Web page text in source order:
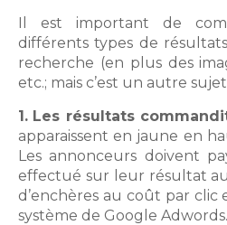
Il est important de
différents types de
recherche (en plus des
etc.; mais c’est un autre
1. Les résultats
apparaissent en jaune en
Les annonceurs doivent
effectué sur leur résultat
d’enchères au coût par clic
système de Google Adwords.